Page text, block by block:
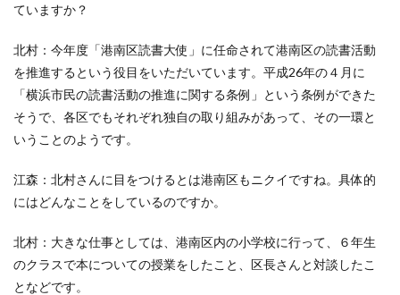
ていますか？
北村：今年度「港南区読書大使」に任命されて港南区の読書活動
を推進するという役目をいただいています。平成26年の４月に
「横浜市民の読書活動の推進に関する条例」という条例ができた
そうで、各区でもそれぞれ独自の取り組みがあって、その一環と
いうことのようです。
江森：北村さんに目をつけるとは港南区もニクイですね。具体的
にはどんなことをしているのですか。
北村：大きな仕事としては、港南区内の小学校に行って、６年生
のクラスで本についての授業をしたこと、区長さんと対談したこ
となどです。
Child Assault Prevention
CO2排出量削減
Co2排出量算定方法
cocllabo
cocollabo
cocollaboソーシャルえほん
COCOしのはら
COVID-19 Creative
CSR
CSR 活動報告誌
CSR取組み
CSR報告会 CSR報告書
CSR活動
CSR活動報告誌
DIC DIG IT.
EcoVadis
EMO’s Kitchen Emotet
ESD
ESG